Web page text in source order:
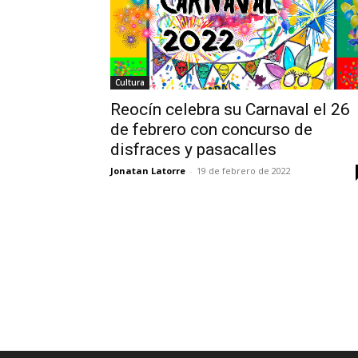
Cultura
Reocín celebra su Carnaval el 26
de febrero con concurso de
disfraces y pasacalles
Jonatan Latorre - 19 de febrero de 2022